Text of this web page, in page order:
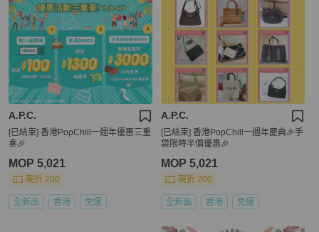
A.P.C.
[已結束] 香港PopChill一週年優惠三重
奏🎉
MOP 5,021
現折 200
全新品 香港 免運
A.P.C.
[已結束] 香港PopChill一週年慶典🎉手
袋限時半價優惠🎉
MOP 5,021
現折 200
全新品 香港 免運